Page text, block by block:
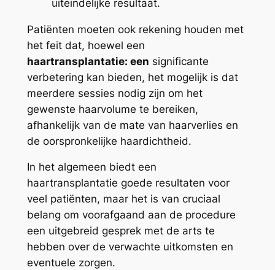
uiteindelijke resultaat.
Patiënten moeten ook rekening houden met
het feit dat, hoewel een
haartransplantatie: een significante
verbetering kan bieden, het mogelijk is dat
meerdere sessies nodig zijn om het
gewenste haarvolume te bereiken,
afhankelijk van de mate van haarverlies en
de oorspronkelijke haardichtheid.
In het algemeen biedt een
haartransplantatie goede resultaten voor
veel patiënten, maar het is van cruciaal
belang om voorafgaand aan de procedure
een uitgebreid gesprek met de arts te
hebben over de verwachte uitkomsten en
eventuele zorgen.